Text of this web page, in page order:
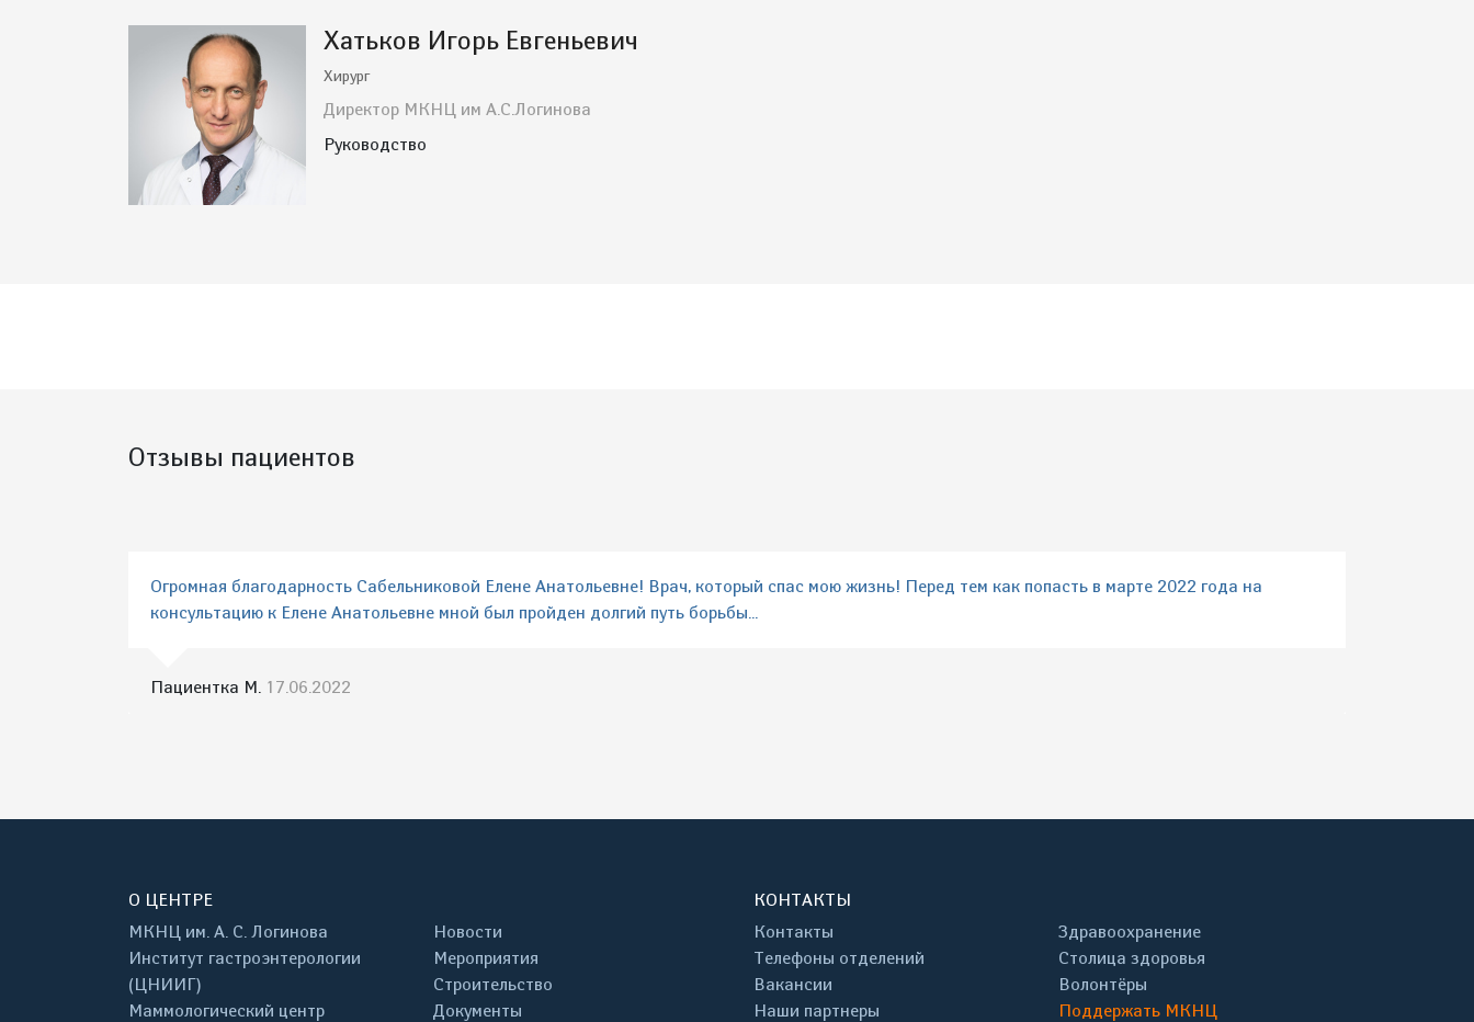
Хатьков Игорь Евгеньевич
Хирург
Директор МКНЦ им А.С.Логинова
Руководство
Отзывы пациентов
Огромная благодарность Сабельниковой Елене Анатольевне! Врач, который спас мою жизнь! Перед тем как попасть в марте 2022 года на
консультацию к Елене Анатольевне мной был пройден долгий путь борьбы...
Пациентка М. 17.06.2022
О ЦЕНТРЕ
МКНЦ им. А. С. Логинова
Институт гастроэнтерологии
(ЦНИИГ)
Маммологический центр
Новости
Мероприятия
Строительство
Документы
КОНТАКТЫ
Контакты
Телефоны отделений
Вакансии
Наши партнеры
Здравоохранение
Столица здоровья
Волонтёры
Поддержать МКНЦ